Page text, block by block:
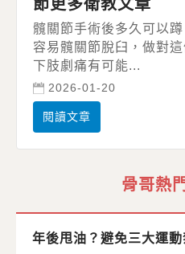
節更多衛教文章
髖關節手術後多久可以
容易髖關節脫臼，做對
下肢劇痛有可能...
2026-01-20
閱讀文章
骨哥熱
年後甩油？避免三大運